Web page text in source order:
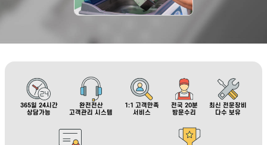
365일 24시간
상담가능
완전전산
고객관리 시스템
1:1 고객만족
서비스
전국 20분
방문수리
최신 전문장비
다수 보유